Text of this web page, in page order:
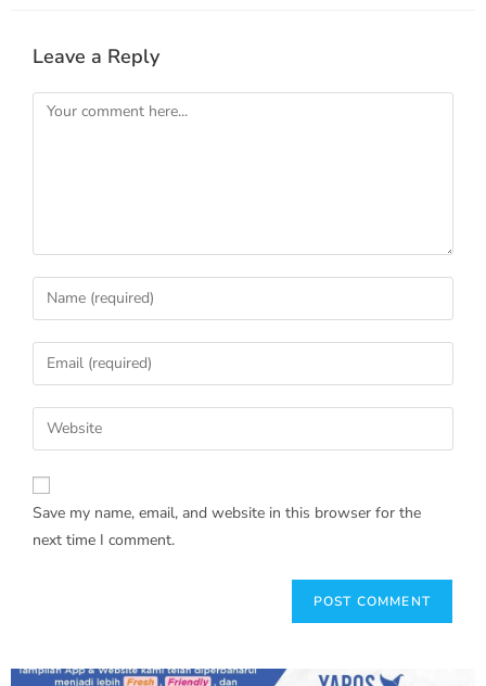
Leave a Reply
Save my name, email, and website in this browser for the
next time I comment.